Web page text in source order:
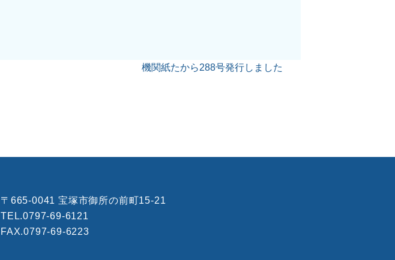
機関紙たから288号発行しました
〒665-0041 宝塚市御所の前町15-21
TEL.0797-69-6121
FAX.0797-69-6223